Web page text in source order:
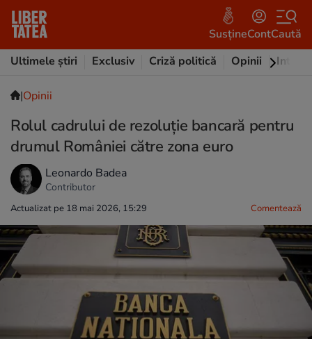
SusțineContCaută
Ultimele știri
Exclusiv Criză politică Opinii
|Opinii
Rolul cadrului de rezoluție bancară pentru
drumul României către zona euro
Leonardo Badea
Contributor
Actualizat pe 18 mai 2026, 15:29 Comentează